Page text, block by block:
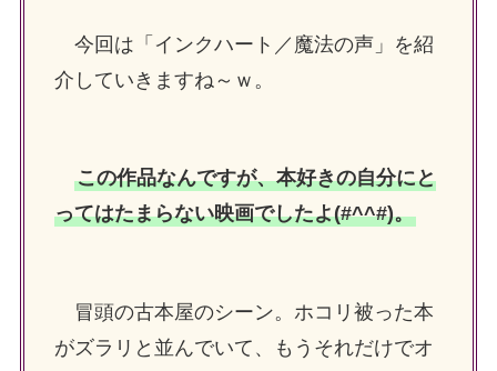
今回は「インクハート／魔法の声」を紹
介していきますね～ｗ。
この作品なんですが、本好きの自分にと
ってはたまらない映画でしたよ(#^^#)。
冒頭の古本屋のシーン。ホコリ被った本
がズラリと並んでいて、もうそれだけでオ